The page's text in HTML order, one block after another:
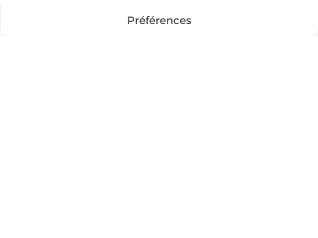
Préférences